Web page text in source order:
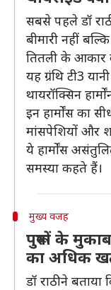
सबसे पहले डॉ
बीमारी नहीं
तितली के आकार
यह ग्रंथि टी3
थायरॉक्सिन
इन हार्मोंस का
मांसपेशियों और
ये हार्मोंस
समस्या कहते हैं।
मुख्य वजह
पुरूषों के
का अधिक
डॉ राठी ने